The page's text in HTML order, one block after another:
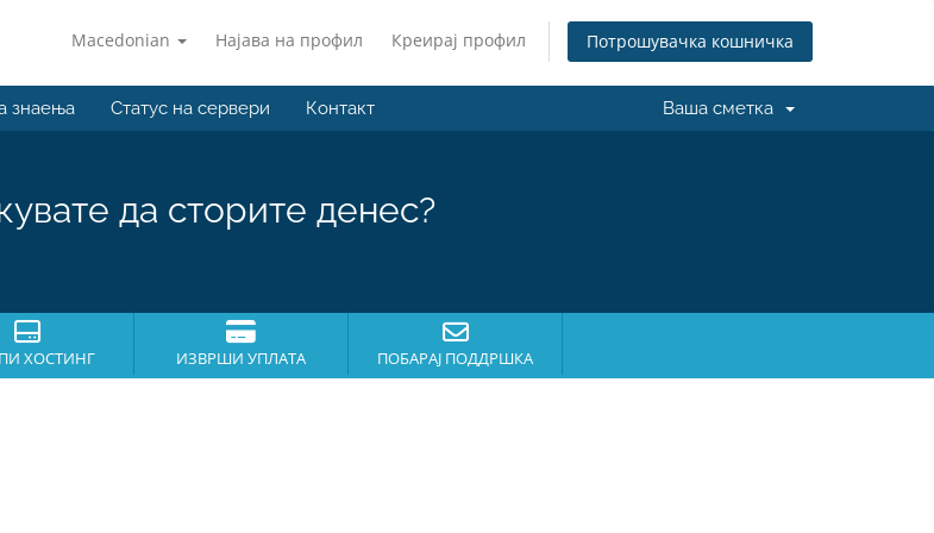
Macedonian Најава на профил Креирај профил Потрошувачка кошничка
знаења Статус на сервери Контакт Ваша сметка
да сторите денес?
ХОСТИНГ ИЗВРШИ УПЛАТА ПОБАРАЈ ПОДДРШКА